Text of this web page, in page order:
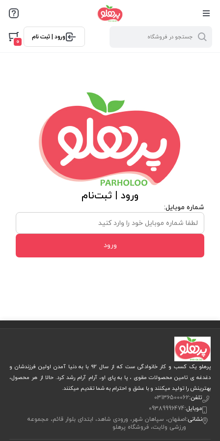
@media screen and (max-width: 500px) { .w-ch{bottom: 125px
!important; left:5px !important;} }
ورود | ثبت نام
0
ورود | ثبت‌نام
شماره موبایل:
ورود
پرهلو یک کسب و کار خانوادگی ست که از سال 92 با به دنیا آمدن اولین فرزندشان و
دغدغه ی تامین محصولات مقوی ، پا به پای او، آرام آرام رشد کرد. حالا از هر محصول،
بهترینش را تولید میکنند و با عشق و احترام به شما تقدیم میکنند.
تلفن:03136500062
موبایل:09389996474
نشانی:اصفهان، سپاهان شهر، ورودی شاهد، ابتدای بلوار قائم، مجموعه
ورزشی ولایت، فروشگاه پرهلو